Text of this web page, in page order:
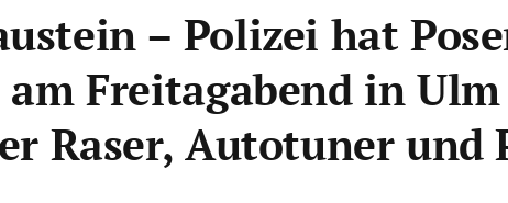
– Polizei hat
Freitagabend in
Raser, Autotuner und